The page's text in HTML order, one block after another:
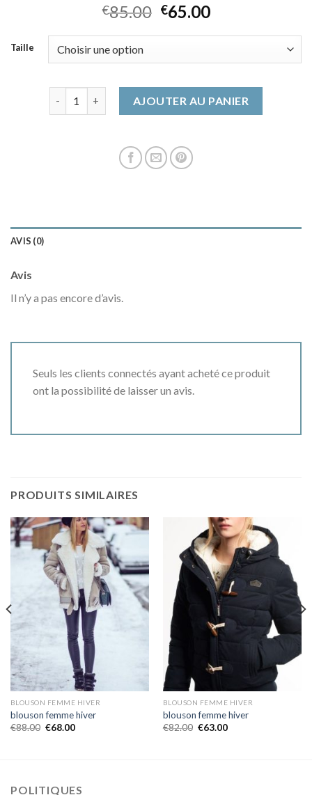
€85.00 €65.00
Taille
AJOUTER AU PANIER
AVIS (0)
Avis
Il n’y a pas encore d’avis.
Seuls les clients connectés ayant acheté ce produit
ont la possibilité de laisser un avis.
PRODUITS SIMILAIRES
BLOUSON FEMME HIVER
blouson femme hiver
€88.00 €68.00
BLOUSON FEMME HIVER
blouson femme hiver
€82.00 €63.00
POLITIQUES